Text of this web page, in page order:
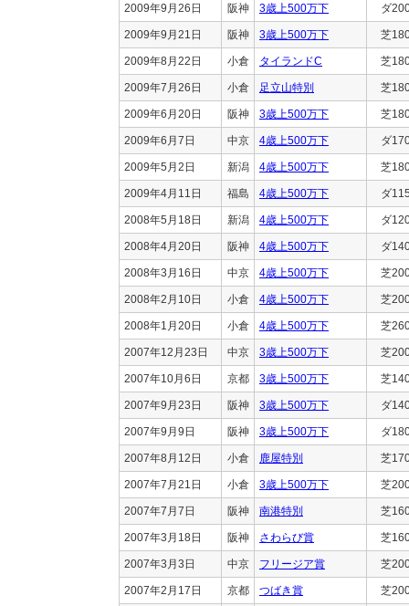
2009年9月26日 阪神 3歳上500万下 ダ
2009年9月21日 阪神 3歳上500万下 芝
2009年8月22日 小倉 タイランドC 芝
2009年7月26日 小倉 足立山特別 芝
2009年6月20日 阪神 3歳上500万下 芝
2009年6月7日 中京 4歳上500万下 ダ
2009年5月2日 新潟 4歳上500万下 芝
2009年4月11日 福島 4歳上500万下 ダ
2008年5月18日 新潟 4歳上500万下 ダ
2008年4月20日 阪神 4歳上500万下 ダ
2008年3月16日 中京 4歳上500万下 芝
2008年2月10日 小倉 4歳上500万下 芝
2008年1月20日 小倉 4歳上500万下 芝
2007年12月23日 中京 3歳上500万下 芝
2007年10月6日 京都 3歳上500万下 芝
2007年9月23日 阪神 3歳上500万下 ダ
2007年9月9日 阪神 3歳上500万下 ダ
2007年8月12日 小倉 鹿屋特別 芝
2007年7月21日 小倉 3歳上500万下 芝
2007年7月7日 阪神 南港特別 芝
2007年3月18日 阪神 さわらび賞 芝
2007年3月3日 中京 フリージア賞 芝
2007年2月17日 京都 つばき賞 芝